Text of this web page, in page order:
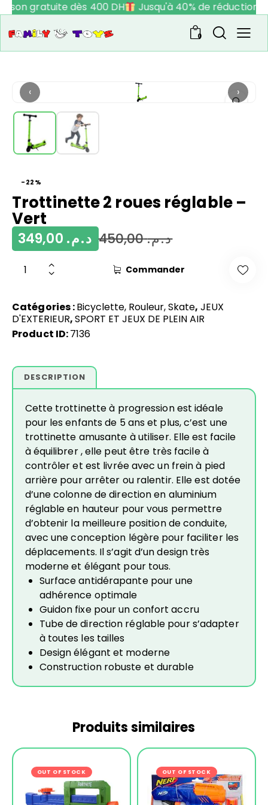
gratuite dès 400 DH Jusqu'à 40% de réduction
0
‹ ›
-22%
Trottinette 2 roues réglable –
Vert
د.م.450,00 د.م.
Commander
Catégories :Bicyclette, Rouleur, Skate, JEUX
D'EXTERIEUR,SPORT ET JEUX DE PLEIN AIR
Product ID:7136
DESCRIPTION
Cette trottinette à progression est idéale
pour les enfants de 5 ans et plus, c’est une
trottinette amusante à utiliser. Elle est facile
à équilibrer , elle peut être très facile à
contrôler et est livrée avec un frein à pied
arrière pour arrêter ou ralentir. Elle est dotée
d’une colonne de direction en aluminium
réglable en hauteur pour vous permettre
d’obtenir la meilleure position de conduite,
avec une conception légère pour faciliter les
déplacements. Il s’agit d’un design très
moderne et élégant pour tous.
Surface antidérapante pour une
adhérence optimale
Guidon fixe pour un confort accru
Tube de direction réglable pour s’adapter
à toutes les tailles
Design élégant et moderne
Construction robuste et durable
Produits similaires
OUT OF STOCK -18% OUT OF STOCK -15%